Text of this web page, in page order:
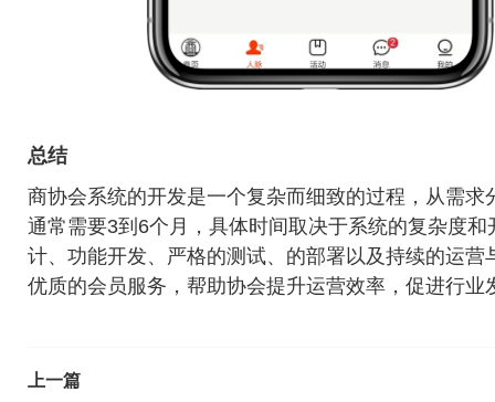
总结
商协会系统的开发是一个复杂而细致的过程，从需
通常需要3到6个月，具体时间取决于系统的复杂度
计、功能开发、严格的测试、的部署以及持续的运
优质的会员服务，帮助协会提升运营效率，促进行业
上一篇